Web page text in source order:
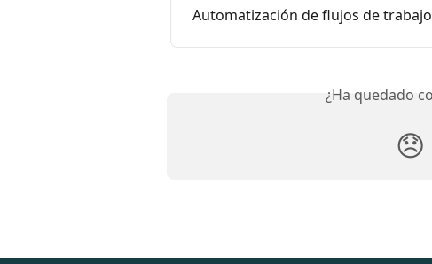
Automatización de flujos de trabajo
¿Ha quedado
😞